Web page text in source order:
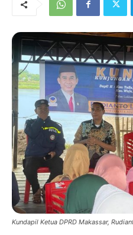
Kundapil Ketua DPRD Makassar,